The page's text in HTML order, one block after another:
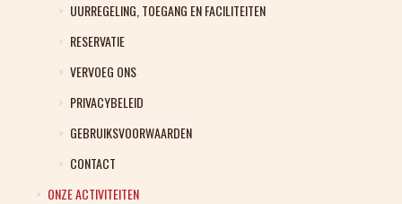
UURREGELING, TOEGANG EN FACILITEITEN
RESERVATIE
VERVOEG ONS
PRIVACYBELEID
GEBRUIKSVOORWAARDEN
CONTACT
ONZE ACTIVITEITEN